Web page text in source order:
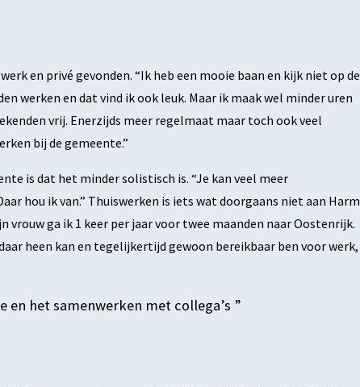
en privé gevonden. “Ik heb een mooie baan en kijk niet op de
werken en dat vind ik ook leuk. Maar ik maak wel minder uren
vrij. Enerzijds meer regelmaat maar toch ook veel
bij de gemeente.”
is dat het minder solistisch is. “Je kan veel meer
hou ik van.” Thuiswerken is iets wat doorgaans niet aan Harm
vrouw ga ik 1 keer per jaar voor twee maanden naar Oostenrijk.
heen kan en tegelijkertijd gewoon bereikbaar ben voor werk,
het samenwerken met collega’s